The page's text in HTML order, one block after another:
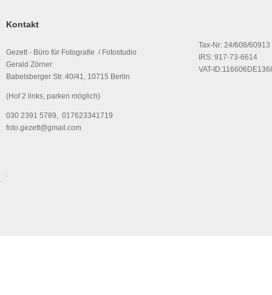
Kontakt
Gezett - Büro für Fotografie / Fotostudio
Gerald Zörner
Babelsberger Str. 40/41, 10715 Berlin
(Hof 2 links, parken möglich)
030 2391 5789, 017623341719
foto.gezett@gmail.com
Tax-Nr: 24/608/60913
IRS: 917-73-6614
VAT-
.